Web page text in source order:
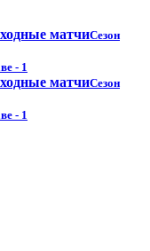
матчиСезон
- 1
матчиСезон
- 1